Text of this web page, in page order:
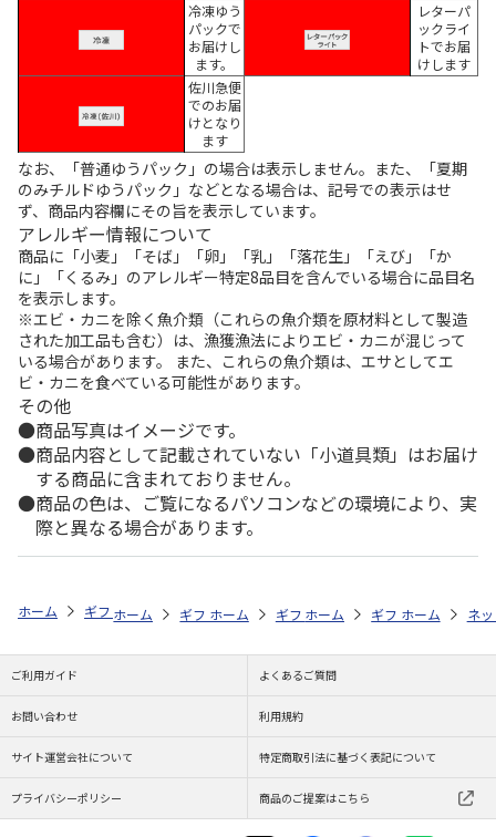
冷凍ゆう
パックで
お届けし
ます。
レターパ
ックライ
トでお届
けします
佐川急便
でのお届
けとなり
ます
なお、「普通ゆうパック」の場合は表示しません。また、「夏期
のみチルドゆうパック」などとなる場合は、記号での表示はせ
ず、商品内容欄にその旨を表示しています。
アレルギー情報について
商品に「小麦」「そば」「卵」「乳」「落花生」「えび」「か
に」「くるみ」のアレルギー特定8品目を含んでいる場合に品目名
を表示します。
※エビ・カニを除く魚介類（これらの魚介類を原材料として製造
された加工品も含む）は、漁獲漁法によりエビ・カニが混じって
いる場合があります。 また、これらの魚介類は、エサとしてエ
ビ・カニを食べている可能性があります。
その他
商品写真はイメージです。
商品内容として記載されていない「小道具類」はお届け
する商品に含まれておりません。
商品の色は、ご覧になるパソコンなどの環境により、実
際と異なる場合があります。
ホーム ギフトストア お中元・夏ギフト特集 2026 日用品 ＜お中
ホーム ギフトストア お中元・夏ギフト特集 2026
ホーム ギフトストア お中元・夏ギフト
ホーム ギフトストア お
ホーム ネ
ご利用ガイド よくあるご質問
お問い合わせ 利用規約
サイト運営会社について 特定商取引法に基づく表記について
プライバシーポリシー 商品のご提案はこちら